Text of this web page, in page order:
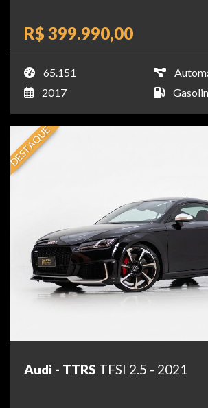
R$ 399.990,00
65.151
2017
DESTAQUE
Audi - TTRS TFSI 2.5 - 2021